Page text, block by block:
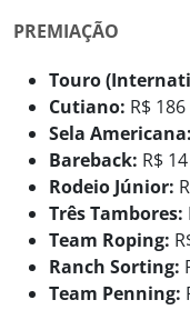
PREMIAÇÃO
Touro
Cutiano: R$
Sela Americana:
Bareback: R$
Rodeio Júnior:
Três Tambores:
Team Roping:
Ranch Sorting:
Team Penning: